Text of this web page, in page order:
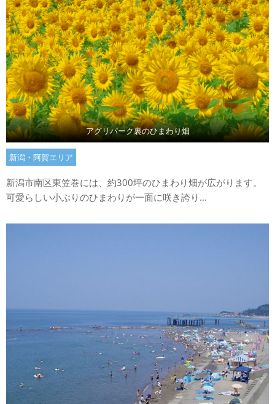
アグリパーク裏のひまわり畑
新潟・阿賀エリア
新潟市南区東笠巻には、約300坪のひまわり畑が広がります。
可愛らしい小ぶりのひまわりが一面に咲き誇り...